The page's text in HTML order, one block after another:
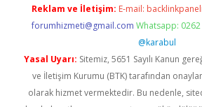
Reklam ve İletişim: E-mail:
forumhizmeti@gmail.com Whatsapp:
@karabul
Yasal Uyarı: Sitemiz, 5651 Sayılı Kanun
ve İletişim Kurumu (BTK) tarafından
olarak hizmet vermektedir. Bu nedenle,